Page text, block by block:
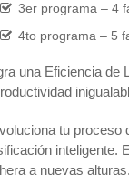
3er programa – 4
4to programa – 5
una Eficiencia de
tu proceso
inteligente.
a nuevas alturas.